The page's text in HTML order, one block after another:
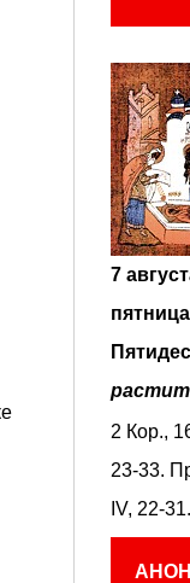
7
2 Кор.,
23-33.
IV, 22-31.